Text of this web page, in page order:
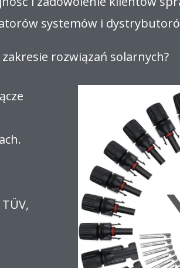
systemów i
rozwiązań solarnych?